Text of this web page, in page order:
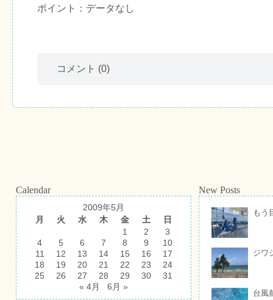
ポイント：データなし
コメント (0)
Calendar
2009年5月
月
火 水 木 金 土
日
1
2
3
4
5 6 7 8 9
10
11
12 13 14 15 16
17
18
19 20 21 22 23
24
25
26 27 28 29 30
31
« 4月
6月 »
New Posts
もう
ジワ
台風